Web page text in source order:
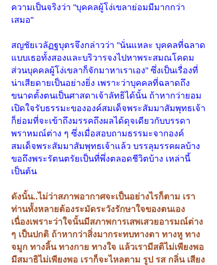
ความเป็นจริงว่า "บุคคลผู้โง่เขลาย่อมมีมากกว่า
เสมอ"
สญชัยเวลัฏฐบุตรจึงกล่าวว่า "นั่นแหละ บุคคลที่ฉลาด
แบบเธอทั้งสองและบริวารจงไปหาพระสมณโคดม
ส่วนบุคคลผู้โง่เขลาก็จักมาหาเราเอง" ซึ่งเป็นเรื่องที่
น่าเสียดายเป็นอย่างยิ่ง เพราะว่าบุคคลที่ฉลาดถึง
ขนาดตั้งตนเป็นศาสดาเจ้าลัทธิได้นั้น ถ้าหากว่ายอม
เปิดใจรับธรรมะขององค์สมเด็จพระสัมมาสัมพุทธเจ้า
ก็ย่อมที่จะเข้าถึงมรรคถึงผลได้ดุจเดียวกับบรรดา
พราหมณ์ต่าง ๆ ซึ่งเมื่อสอบถามธรรมะจากองค์
สมเด็จพระสัมมาสัมพุทธเจ้าแล้ว บรรลุมรรคผลบ้าง
ขอถึงพระรัตนตรัยเป็นที่พึ่งตลอดชีวิตบ้าง เหล่านี้
เป็นต้น
ดังนั้น..ไม่ว่าสภาพอากาศจะเป็นอย่างไรก็ตาม เรา
ท่านทั้งหลายต้องระมัดระวังรักษาใจของตนเอง
เนื่องเพราะว่าใจนั้นมีสภาพการเสพเสวยอารมณ์ต่าง
ๆ เป็นปกติ ถ้าหากว่าสิ่งมากระทบทางตา ทางหู ทาง
จมูก ทางลิ้น ทางกาย ทางใจ แล้วเรามีสติไม่เพียงพอ
มีสมาธิไม่เพียงพอ เราก็จะไหลตาม รูป รส กลิ่น เสียง